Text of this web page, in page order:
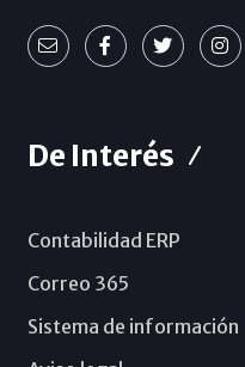
De Interés
Contabilidad ERP
Correo 365
Sistema de información